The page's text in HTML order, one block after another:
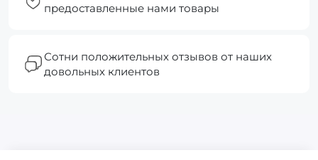
предоставленные нами товары
Сотни положительных отзывов от наших
довольных клиентов